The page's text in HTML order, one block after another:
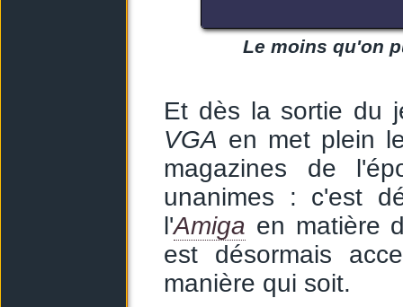
Le moins qu'on
Et dès la sortie du
VGA en met plein
magazines de
unanimes : c'est
l'Amiga en matière
est désormais
manière qui soit.